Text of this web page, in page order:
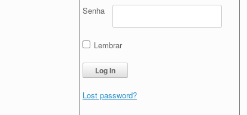
Senha
Lembrar
Lost password?